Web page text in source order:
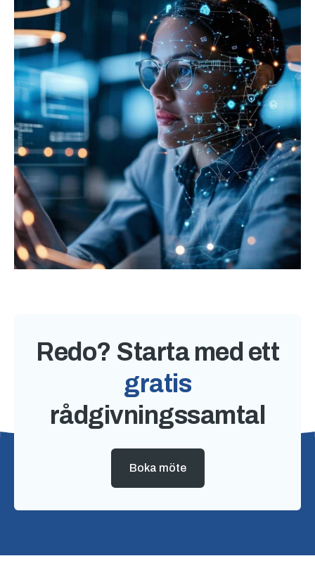
Redo? Starta med ett
gratis
rådgivningssamtal
Boka möte